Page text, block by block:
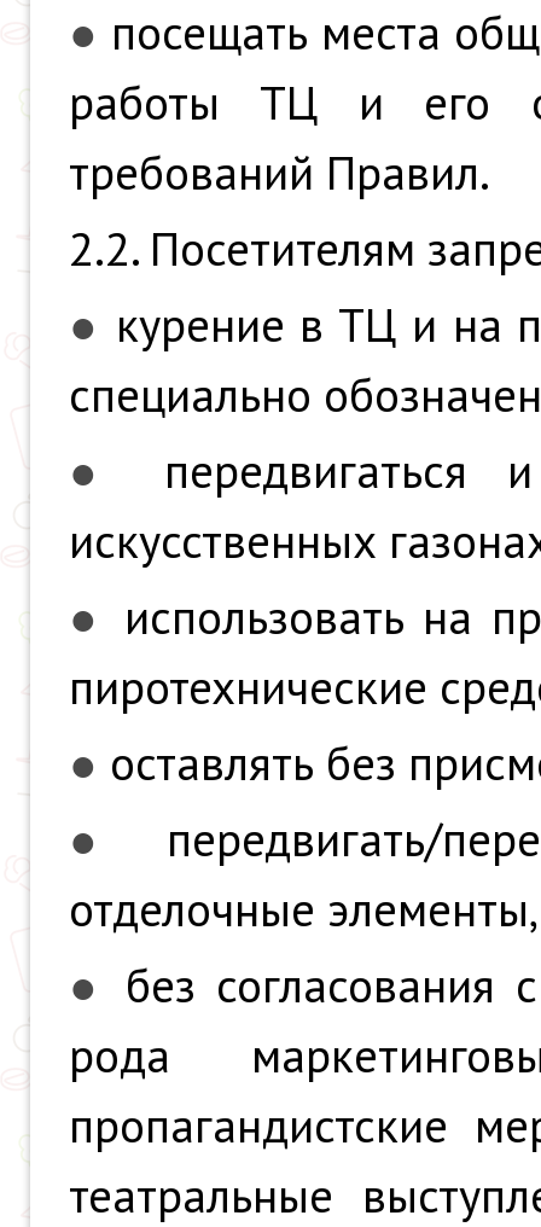
● посещать места
работы ТЦ и его
требований Правил.
2.2. Посетителям
● курение в ТЦ и на
специально
● передвигаться
искусственных
● использовать на
пиротехнические
● оставлять без
● передвигать/
отделочные
● без согласования
рода
пропагандистские
театральные